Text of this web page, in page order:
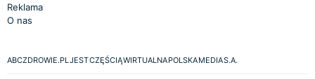
Reklama
O nas
ABCZDROWIE.PL JEST CZĘŚCIĄ WIRTUALNA POLSKA MEDIA S.A.